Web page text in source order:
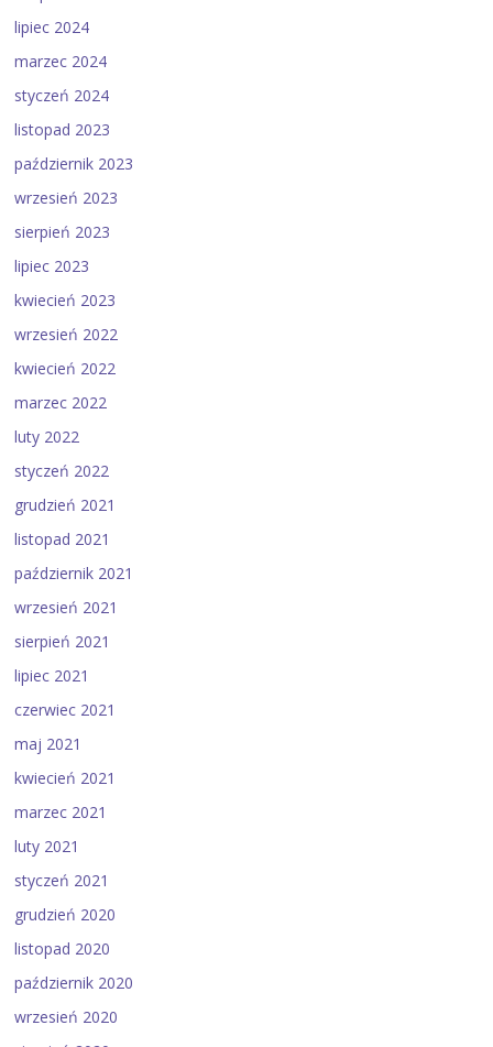
lipiec 2024
marzec 2024
styczeń 2024
listopad 2023
październik 2023
wrzesień 2023
sierpień 2023
lipiec 2023
kwiecień 2023
wrzesień 2022
kwiecień 2022
marzec 2022
luty 2022
styczeń 2022
grudzień 2021
listopad 2021
październik 2021
wrzesień 2021
sierpień 2021
lipiec 2021
czerwiec 2021
maj 2021
kwiecień 2021
marzec 2021
luty 2021
styczeń 2021
grudzień 2020
listopad 2020
październik 2020
wrzesień 2020